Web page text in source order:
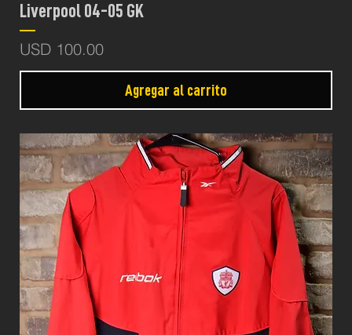
Liverpool 04-05 GK
Precio
USD 100.00
Agregar al carrito